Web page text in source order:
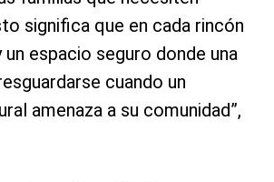
significa que en cada rincón
espacio seguro donde una
cuando un
amenaza a su comunidad”,